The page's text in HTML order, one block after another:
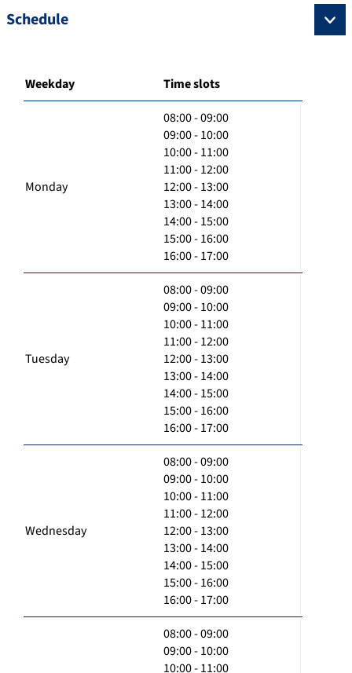
Schedule
Weekday Time slots
Monday
08:00 - 09:00
09:00 - 10:00
10:00 - 11:00
11:00 - 12:00
12:00 - 13:00
13:00 - 14:00
14:00 - 15:00
15:00 - 16:00
16:00 - 17:00
Tuesday
08:00 - 09:00
09:00 - 10:00
10:00 - 11:00
11:00 - 12:00
12:00 - 13:00
13:00 - 14:00
14:00 - 15:00
15:00 - 16:00
16:00 - 17:00
Wednesday
08:00 - 09:00
09:00 - 10:00
10:00 - 11:00
11:00 - 12:00
12:00 - 13:00
13:00 - 14:00
14:00 - 15:00
15:00 - 16:00
16:00 - 17:00
08:00 - 09:00
09:00 - 10:00
10:00 - 11:00